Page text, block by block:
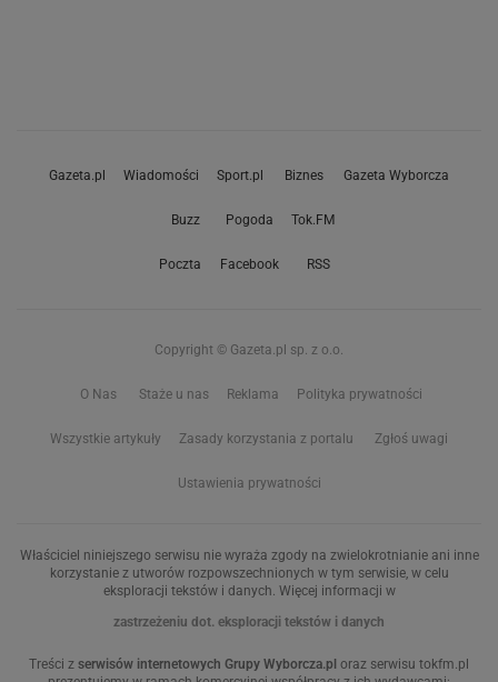
Gazeta.pl Wiadomości Sport.pl Biznes Gazeta Wyborcza
Buzz Pogoda Tok.FM
Poczta Facebook RSS
Copyright © Gazeta.pl sp. z o.o.
O Nas Staże u nas Reklama Polityka prywatności
Wszystkie artykuły Zasady korzystania z portalu Zgłoś uwagi
Ustawienia prywatności
Właściciel niniejszego serwisu nie wyraża zgody na zwielokrotnianie ani inne
korzystanie z utworów rozpowszechnionych w tym serwisie, w celu
eksploracji tekstów i danych. Więcej informacji w
zastrzeżeniu dot. eksploracji tekstów i danych
Treści z serwisów internetowych Grupy Wyborcza.pl oraz serwisu tokfm.pl